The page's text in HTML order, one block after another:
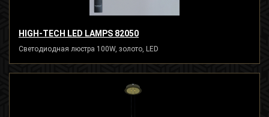
HIGH-TECH LED LAMPS 82050
Светодиодная люстра 100W, золото, LED